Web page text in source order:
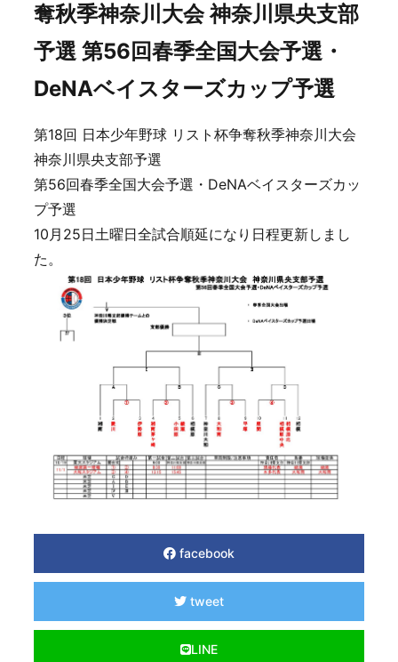
奪秋季神奈川大会 神奈川県央支部
予選 第56回春季全国大会予選・
DeNAベイスターズカップ予選
第18回 日本少年野球 リスト杯争奪秋季神奈川大会
神奈川県央支部予選
第56回春季全国大会予選・DeNAベイスターズカッ
プ予選
10月25日土曜日全試合順延になり日程更新しまし
た。
facebook
tweet
LINE